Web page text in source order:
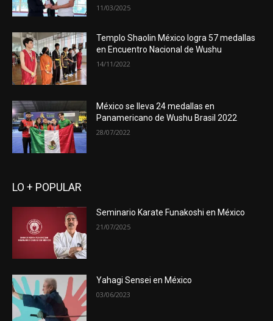
11/03/2025
Templo Shaolin México logra 57 medallas
en Encuentro Nacional de Wushu
14/11/2022
México se lleva 24 medallas en
Panamericano de Wushu Brasil 2022
28/07/2022
LO + POPULAR
Seminario Karate Funakoshi en México
21/07/2025
Yahagi Sensei en México
03/06/2023